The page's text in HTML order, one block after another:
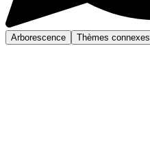
Arborescence Thèmes connexes